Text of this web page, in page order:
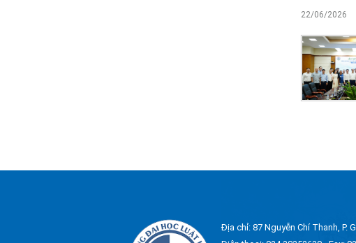
22/06/2026
Địa chỉ: 87 Nguyễn Chí Thanh, P.